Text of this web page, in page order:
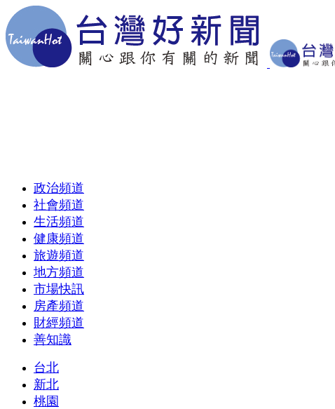
政治頻道
社會頻道
生活頻道
健康頻道
旅遊頻道
地方頻道
市場快訊
房產頻道
財經頻道
善知識
台北
新北
桃園